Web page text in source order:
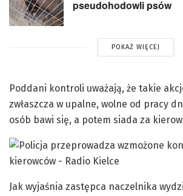
pseudohodowli psów
POKAŻ WIĘCEJ
Poddani kontroli uważają, że takie
zwłaszcza w upalne, wolne od pracy
osób bawi się, a potem siada za
Jak wyjaśnia zastępca naczelnika